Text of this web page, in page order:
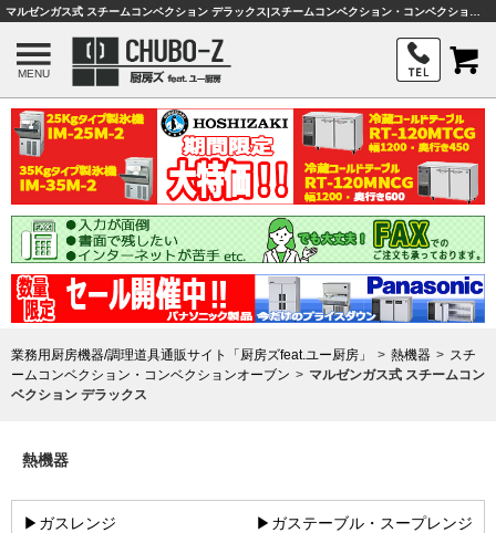
MENU
業務用厨房機器/調理道具通販サイト「厨房ズfeat.ユー厨房」 熱機器
スチ
ームコンベクション・コンベクションオーブン
マルゼンガス式 スチームコン
ベクション デラックス
熱機器
▶ガスレンジ
▶ガステーブル・スープレンジ